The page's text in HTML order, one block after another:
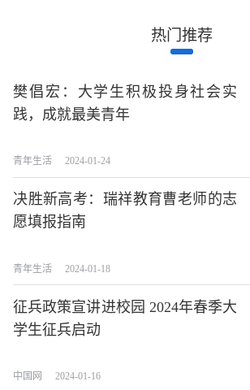
热门推荐
樊倡宏：大学生积极投身社会实
践，成就最美青年
青年生活 2024-01-24
决胜新高考：瑞祥教育曹老师的志
愿填报指南
青年生活 2024-01-18
征兵政策宣讲进校园 2024年春季大
学生征兵启动
中国网 2024-01-16